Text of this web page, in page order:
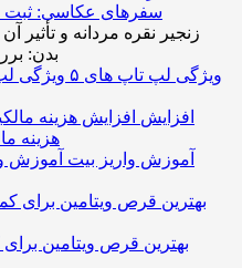
سفرهای عکاسی: ثبت
زنجیر نقره مردانه و تأثیر
بدن:
۵ ویژگی لپ تاپ های
افزایش
هزینه
آموزش واریز بیت
بهترین قرص ویتامین